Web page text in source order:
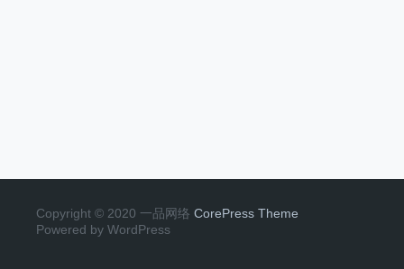
Copyright © 2020 一品网络 CorePress Theme
Powered by WordPress